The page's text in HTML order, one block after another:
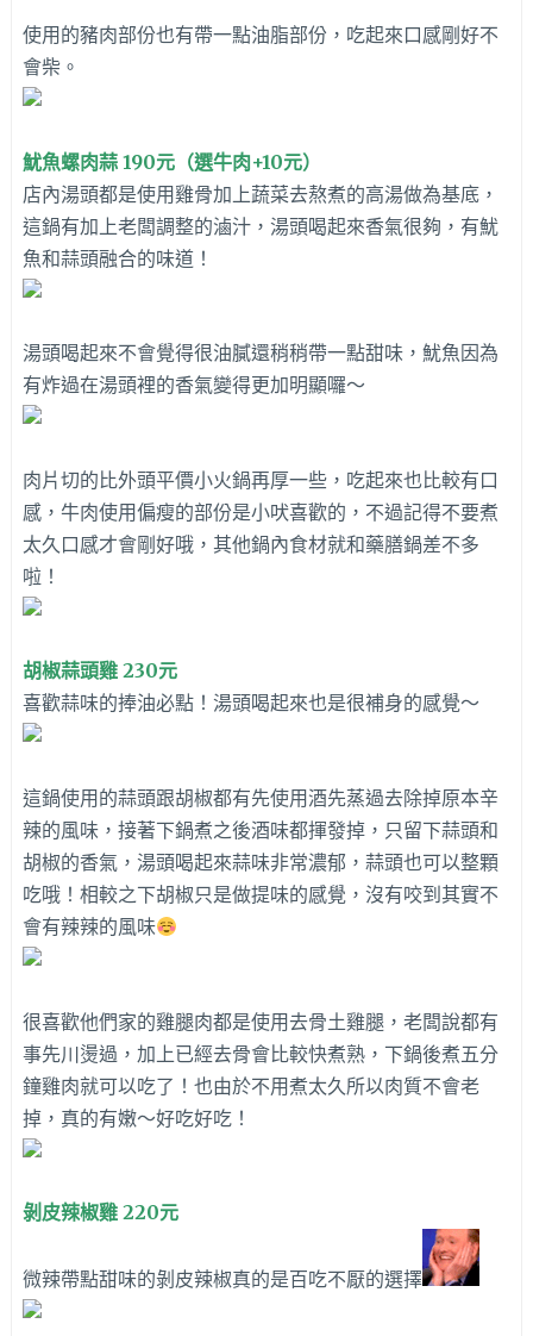
使用的豬肉部份也有帶一點油脂部份，吃起來口感剛好不
會柴。
魷魚螺肉蒜 190元（選牛肉+10元）
店內湯頭都是使用雞骨加上蔬菜去熬煮的高湯做為基底，
這鍋有加上老闆調整的滷汁，湯頭喝起來香氣很夠，有魷
魚和蒜頭融合的味道！
湯頭喝起來不會覺得很油膩還稍稍帶一點甜味，魷魚因為
有炸過在湯頭裡的香氣變得更加明顯囉～
肉片切的比外頭平價小火鍋再厚一些，吃起來也比較有口
感，牛肉使用偏瘦的部份是小吠喜歡的，不過記得不要煮
太久口感才會剛好哦，其他鍋內食材就和藥膳鍋差不多
啦！
胡椒蒜頭雞 230元
喜歡蒜味的捧油必點！湯頭喝起來也是很補身的感覺～
這鍋使用的蒜頭跟胡椒都有先使用酒先蒸過去除掉原本辛
辣的風味，接著下鍋煮之後酒味都揮發掉，只留下蒜頭和
胡椒的香氣，湯頭喝起來蒜味非常濃郁，蒜頭也可以整顆
吃哦！相較之下胡椒只是做提味的感覺，沒有咬到其實不
會有辣辣的風味
很喜歡他們家的雞腿肉都是使用去骨土雞腿，老闆說都有
事先川燙過，加上已經去骨會比較快煮熟，下鍋後煮五分
鐘雞肉就可以吃了！也由於不用煮太久所以肉質不會老
掉，真的有嫩～好吃好吃！
剝皮辣椒雞 220元
微辣帶點甜味的剝皮辣椒真的是百吃不厭的選擇